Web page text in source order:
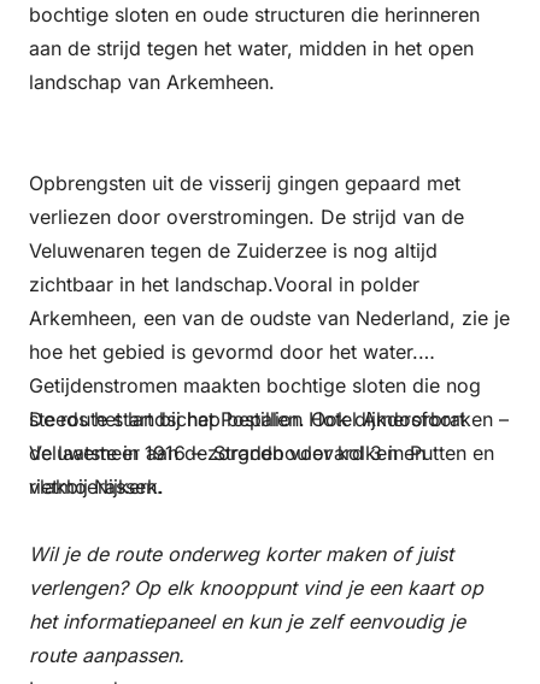
bochtige sloten en oude structuren die herinneren
aan de strijd tegen het water, midden in het open
landschap van Arkemheen.
Opbrengsten uit de visserij gingen gepaard met
verliezen door overstromingen. De strijd van de
Veluwenaren tegen de Zuiderzee is nog altijd
zichtbaar in het landschap.Vooral in polder
Arkemheen, een van de oudste van Nederland, zie je
hoe het gebied is gevormd door het water.
Getijdenstromen maakten bochtige sloten die nog
steeds het landschap bepalen. Ook dijkdoorbraken –
de laatste in 1916 – zorgden voor kolken en
rietmoerassen.
De route start bij het Postillion Hotel Amersfoort
Veluwemeer aan de Strandboulevard 3 in Putten en
vlakbij Nijkerk.
Wil je de route onderweg korter maken of juist
verlengen? Op elk knooppunt vind je een kaart op
het informatiepaneel en kun je zelf eenvoudig je
route aanpassen.